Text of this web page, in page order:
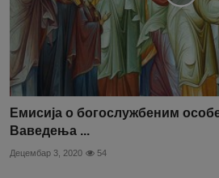
Емисија о богослужбеним
Ваведења ...
Децембар 3, 2020 54